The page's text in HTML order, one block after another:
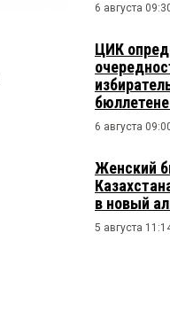
6 августа
ЦИК
6 августа
Женский
в новый
5 августа